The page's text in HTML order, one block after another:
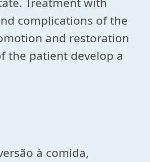
complications of the
and restoration
the patient develop a
à comida,